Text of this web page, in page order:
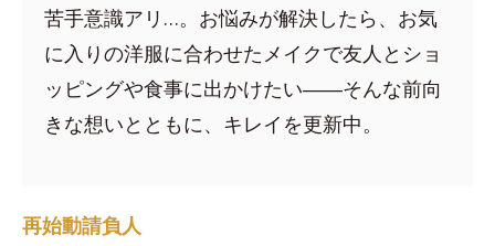
苦手意識アリ…。お悩みが解決したら、お気
に入りの洋服に合わせたメイクで友人とショ
ッピングや食事に出かけたい――そんな前向
きな想いとともに、キレイを更新中。
再始動請負人